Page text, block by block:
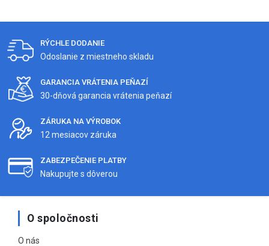
RÝCHLE DODANIE
Odoslanie z miestneho skladu
GARANCIA VRÁTENIA PEŇAZÍ
30-dňová garancia vrátenia peňazí
ZÁRUKA NA VÝROBOK
12 mesiacov záruka
ZABEZPEČENIE PLATBY
Nakupujte s dôverou
O spoločnosti
O nás